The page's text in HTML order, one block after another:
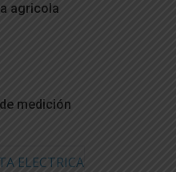
agricola
medición